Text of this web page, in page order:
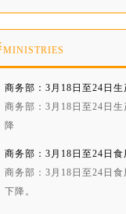
MINISTRIES
商务部：3月18日至24日
商务部：3月18日至24日
降
商务部：3月18日至24日
商务部：3月18日至24日
下降。